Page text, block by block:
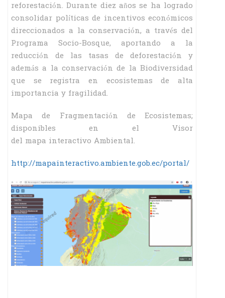
reforestación. Durante diez años se ha logrado
consolidar políticas de incentivos económicos
direccionados a la conservación, a través del
Programa Socio-Bosque, aportando a la
reducción de las tasas de deforestación y
además a la conservación de la Biodiversidad
que se registra en ecosistemas de alta
importancia y fragilidad.
Mapa de Fragmentación de Ecosistemas;
disponibles en el Visor
del mapa interactivo Ambiental.
http://mapainteractivo.ambiente.gob.ec/portal/